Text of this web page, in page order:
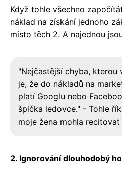
Když tohle všechno
náklad na získání jednoho
místo těch 2. A najednou
"Nejčastější chyba, kterou
je, že do nákladů na
platí Googlu nebo
špička ledovce." - Tohle
moje žena mohla recitovat
2. Ignorování dlouhodobý